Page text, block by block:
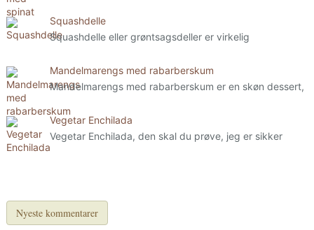
Squashdelle
Squashdelle eller grøntsagsdeller er virkelig
Mandelmarengs med rabarberskum
Mandelmarengs med rabarberskum er en skøn dessert,
Vegetar Enchilada
Vegetar Enchilada, den skal du prøve, jeg er sikker
Nyeste kommentarer